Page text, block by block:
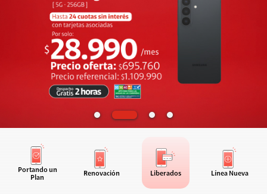
Portando un
Plan
Renovación Liberados Línea Nueva